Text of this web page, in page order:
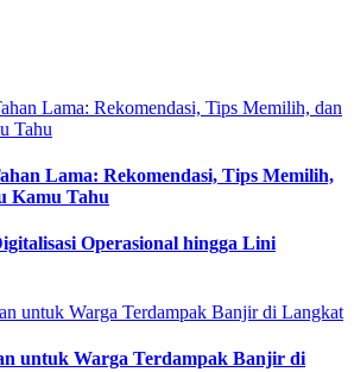
Lama: Rekomendasi, Tips Memilih,
Kamu Tahu
Operasional hingga Lini
untuk Warga Terdampak Banjir di